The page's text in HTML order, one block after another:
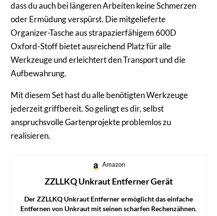
dass du auch bei längeren Arbeiten keine Schmerzen
oder Ermüdung verspürst. Die mitgelieferte
Organizer-Tasche aus strapazierfähigem 600D
Oxford-Stoff bietet ausreichend Platz für alle
Werkzeuge und erleichtert den Transport und die
Aufbewahrung.
Mit diesem Set hast du alle benötigten Werkzeuge
jederzeit griffbereit. So gelingt es dir, selbst
anspruchsvolle Gartenprojekte problemlos zu
realisieren.
Amazon
ZZLLKQ Unkraut Entferner Gerät
Der ZZLLKQ Unkraut Entferner ermöglicht das einfache
Entfernen von Unkraut mit seinen scharfen Rechenzähnen.